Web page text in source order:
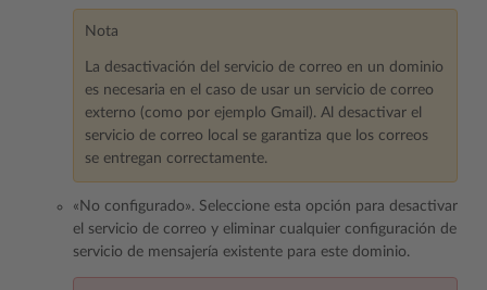
Nota
La desactivación del servicio de correo en un dominio
es necesaria en el caso de usar un servicio de correo
externo (como por ejemplo Gmail). Al desactivar el
servicio de correo local se garantiza que los correos
se entregan correctamente.
«No configurado». Seleccione esta opción para desactivar
el servicio de correo y eliminar cualquier configuración de
servicio de mensajería existente para este dominio.